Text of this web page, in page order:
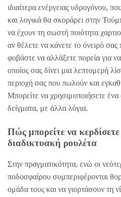
ιδιαίτερα ενέργειας υδρογόνου,
και λογικά θα σκοράρει στην
να έχουν τη σωστή ποιότητα
αν θέλετε να κάνετε το όνειρό σας
φοβάστε να αλλάξετε πορεία για
οποίος σας δίνει μια λεπτομερή
περιοχή σας που πωλούν και
Μπορείτε να χρησιμοποιήσετε
δείγματα, με άλλα λόγια.
Πώς μπορείτε να
διαδικτυακή ρουλέτα
Στην πραγματικότητα, ενώ οι
ποδοσφαίρου συμπεριφέρονται
ομάδα τους και να γιορτάσουν τη